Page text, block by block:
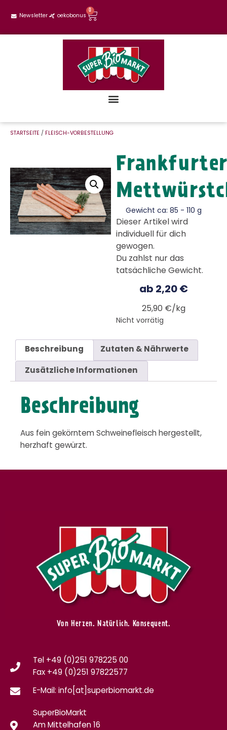
Newsletter oekobonus
0
STARTSEITE / FLEISCH-VORBESTELLUNG
Gewicht ca: 85 - 110 g
Dieser Artikel wird
individuell für dich
gewogen.
Du zahlst nur das
tatsächliche Gewicht.
ab 2,20 €
25,90 €/kg
Nicht vorrätig
Beschreibung Zutaten & Nährwerte
Zusätzliche Informationen
Beschreibung
Aus fein gekörntem Schweinefleisch hergestellt,
herzhaft gewürzt.
Von Herzen. Natürlich. Konsequent.
Tel +49 (0)251 978225 00
Fax +49 (0)251 97822577
E-Mail: info[at]superbiomarkt.de
SuperBioMarkt
Am Mittelhafen 16